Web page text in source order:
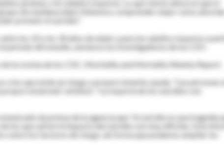
de mediana edad. Debemos comprender mejor cómo
los 10 y los 34 años de edad, y para los adultos mayores a
de la revista de los CDC, Morbidity and Mortality Weekly Report.
los que están en riesgo y proporcionarles ayuda. "Las personas
de prensa de la agencia que "el suicidio es una tragedia
sobre los factores de riesgo, de forma que podamos ampliar los